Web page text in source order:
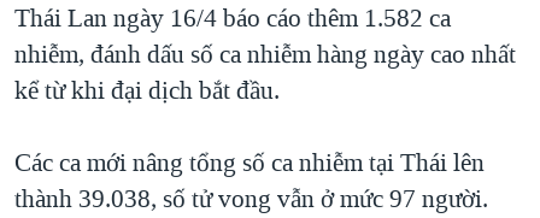
Thái Lan ngày 16/4 báo cáo thêm 1.582 ca
nhiễm, đánh dấu số ca nhiễm hàng ngày cao nhất
kể từ khi đại dịch bắt đầu.
Các ca mới nâng tổng số ca nhiễm tại Thái lên
thành 39.038, số tử vong vẫn ở mức 97 người.